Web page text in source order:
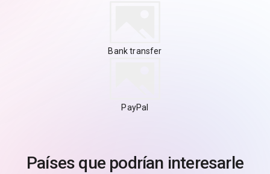
Bank transfer
PayPal
Países que podrían interesarle